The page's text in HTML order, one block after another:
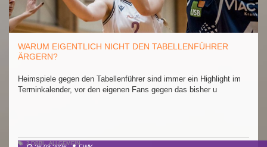
WARUM EIGENTLICH NICHT DEN TABELLENFÜHRER
ÄRGERN?
Heimspiele gegen den Tabellenführer sind immer ein Highlight im
Terminkalender, vor den eigenen Fans gegen das bisher u
2.DBBL,ALLGEMEIN